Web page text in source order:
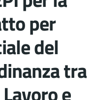
per
del
tra